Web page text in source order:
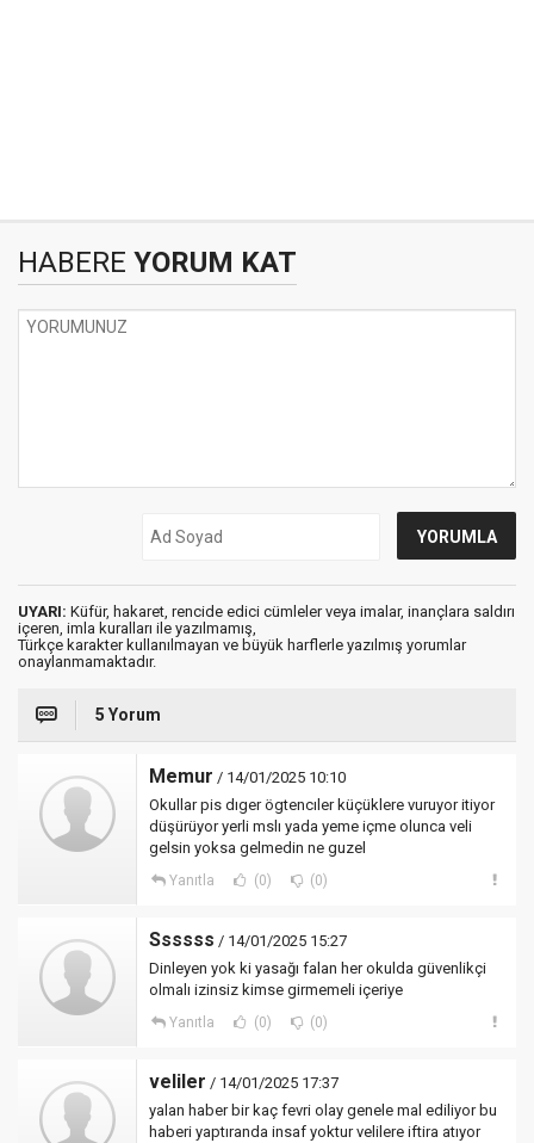
HABERE YORUM KAT
UYARI: Küfür, hakaret, rencide edici cümleler veya imalar, inançlara saldırı
içeren, imla kuralları ile yazılmamış,
Türkçe karakter kullanılmayan ve büyük harflerle yazılmış yorumlar
onaylanmamaktadır.
5 Yorum
Memur / 14/01/2025 10:10
Okullar pis dıger ögtencıler küçüklere vuruyor itiyor
düşürüyor yerli mslı yada yeme içme olunca veli
gelsin yoksa gelmedin ne guzel
Yanıtla (0) (0)
Ssssss / 14/01/2025 15:27
Dinleyen yok ki yasağı falan her okulda güvenlikçi
olmalı izinsiz kimse girmemeli içeriye
Yanıtla (0) (0)
veliler / 14/01/2025 17:37
yalan haber bir kaç fevri olay genele mal ediliyor bu
haberi yaptıranda insaf yoktur velilere iftira atıyor